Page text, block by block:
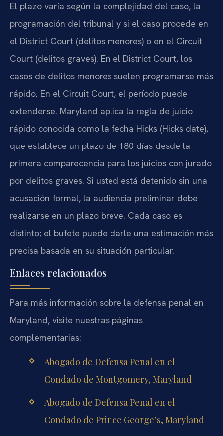
El plazo varía según la complejidad del caso, la
programación del tribunal y si el caso procede en
el District Court (delitos menores) o en el Circuit
Court (delitos graves). En el District Court, los
casos de delitos menores suelen programarse más
rápido. En el Circuit Court, el período puede
extenderse. Maryland aplica la regla de juicio
rápido conocida como la fecha Hicks (Hicks date),
que establece un plazo de 180 días desde la
primera comparecencia para los juicios con jurado
por delitos graves. Si usted está detenido sin una
acusación formal, la audiencia preliminar debe
realizarse en un plazo breve. Cada caso es
distinto; el bufete puede darle una estimación más
precisa basada en su situación particular.
Enlaces relacionados
Para más información sobre la defensa penal en
Maryland, visite nuestras páginas
complementarias:
Abogado de Defensa Penal en el
Condado de Montgomery, Maryland
Abogado de Defensa Penal en el
Condado de Prince George’s, Maryland